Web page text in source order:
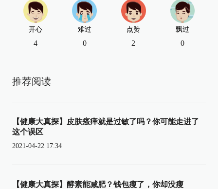
开心
4
难过
0
点赞
2
飘过
0
推荐阅读
【健康大真探】皮肤瘙痒就是过敏了吗？你可能走进了
这个误区
2021-04-22 17:34
【健康大真探】酵素能减肥？钱包瘦了，你却没瘦